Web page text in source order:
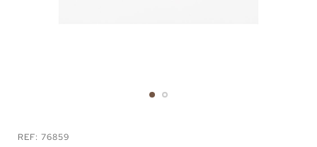
au
REF 76859